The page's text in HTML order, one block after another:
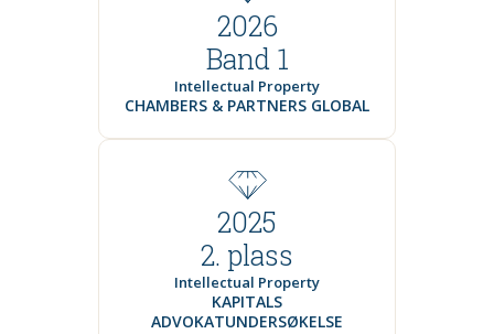
2026
Band 1
Intellectual Property
CHAMBERS & PARTNERS GLOBAL
2025
2. plass
Intellectual Property
KAPITALS
ADVOKATUNDERSØKELSE